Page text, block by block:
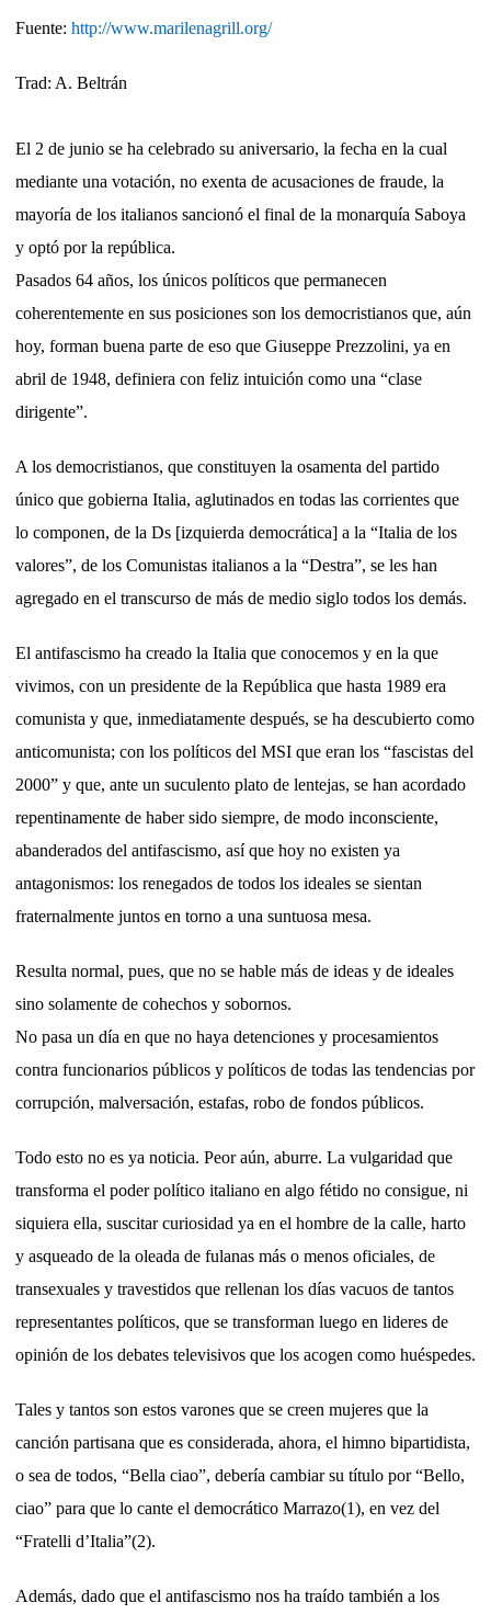
Fuente: http://www.marilenagrill.org/
Trad: A. Beltrán
El 2 de junio se ha celebrado su aniversario, la fecha en la cual
mediante una votación, no exenta de acusaciones de fraude, la
mayoría de los italianos sancionó el final de la monarquía Saboya
y optó por la república.
Pasados 64 años, los únicos políticos que permanecen
coherentemente en sus posiciones son los democristianos que, aún
hoy, forman buena parte de eso que Giuseppe Prezzolini, ya en
abril de 1948, definiera con feliz intuición como una “clase
dirigente”.
A los democristianos, que constituyen la osamenta del partido
único que gobierna Italia, aglutinados en todas las corrientes que
lo componen, de la Ds [izquierda democrática] a la “Italia de los
valores”, de los Comunistas italianos a la “Destra”, se les han
agregado en el transcurso de más de medio siglo todos los demás.
El antifascismo ha creado la Italia que conocemos y en la que
vivimos, con un presidente de la República que hasta 1989 era
comunista y que, inmediatamente después, se ha descubierto como
anticomunista; con los políticos del MSI que eran los “fascistas del
2000” y que, ante un suculento plato de lentejas, se han acordado
repentinamente de haber sido siempre, de modo inconsciente,
abanderados del antifascismo, así que hoy no existen ya
antagonismos: los renegados de todos los ideales se sientan
fraternalmente juntos en torno a una suntuosa mesa.
Resulta normal, pues, que no se hable más de ideas y de ideales
sino solamente de cohechos y sobornos.
No pasa un día en que no haya detenciones y procesamientos
contra funcionarios públicos y políticos de todas las tendencias por
corrupción, malversación, estafas, robo de fondos públicos.
Todo esto no es ya noticia. Peor aún, aburre. La vulgaridad que
transforma el poder político italiano en algo fétido no consigue, ni
siquiera ella, suscitar curiosidad ya en el hombre de la calle, harto
y asqueado de la oleada de fulanas más o menos oficiales, de
transexuales y travestidos que rellenan los días vacuos de tantos
representantes políticos, que se transforman luego en lideres de
opinión de los debates televisivos que los acogen como huéspedes.
Tales y tantos son estos varones que se creen mujeres que la
canción partisana que es considerada, ahora, el himno bipartidista,
o sea de todos, “Bella ciao”, debería cambiar su título por “Bello,
ciao” para que lo cante el democrático Marrazo(1), en vez del
“Fratelli d’Italia”(2).
Además, dado que el antifascismo nos ha traído también a los